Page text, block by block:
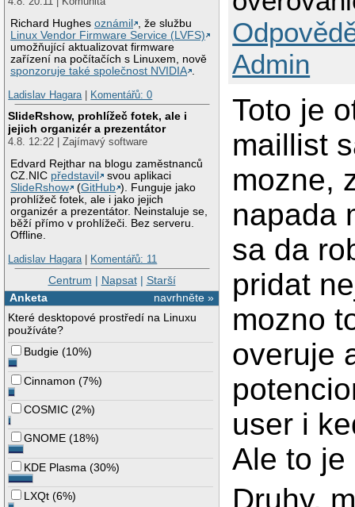
Richard Hughesoznámil
, že službu
Linux Vendor Firmware Service (LVFS)
umožňující aktualizovat firmware
zařízení na počítačích s Linuxem, nově
sponzoruje také společnost NVIDIA .
Ladislav Hagara| Komentářů: 0
SlideRshow, prohlížeč fotek, ale i
jejich organizér a prezentátor
4.8. 12:22 | Zajímavý software
Edvard Rejthar na blogu zaměstnanců
CZ.NIC představil
svou aplikaci
SlideRshow
(GitHub ). Funguje jako
prohlížeč fotek, ale i jako jejich
organizér a prezentátor. Neinstaluje se,
běží přímo v prohlížeči. Bez serveru.
Offline.
Ladislav Hagara| Komentářů: 11
Centrum | Napsat| Starší
navrhněte »
Anketa
Které desktopové prostředí na Linuxu
používáte?
Budgie (10%)
Cinnamon (7%)
COSMIC (2%)
GNOME (18%)
KDE Plasma (30%)
LXQt (6%)
Admin
Toto je
maillist
mozne,
napada
sa da
pridat
mozno
overuje
user i
Ale to je
Druhy,